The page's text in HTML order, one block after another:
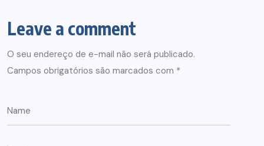
Leave a comment
O seu endereço de e-mail não será publicado.
Campos obrigatórios são marcados com *